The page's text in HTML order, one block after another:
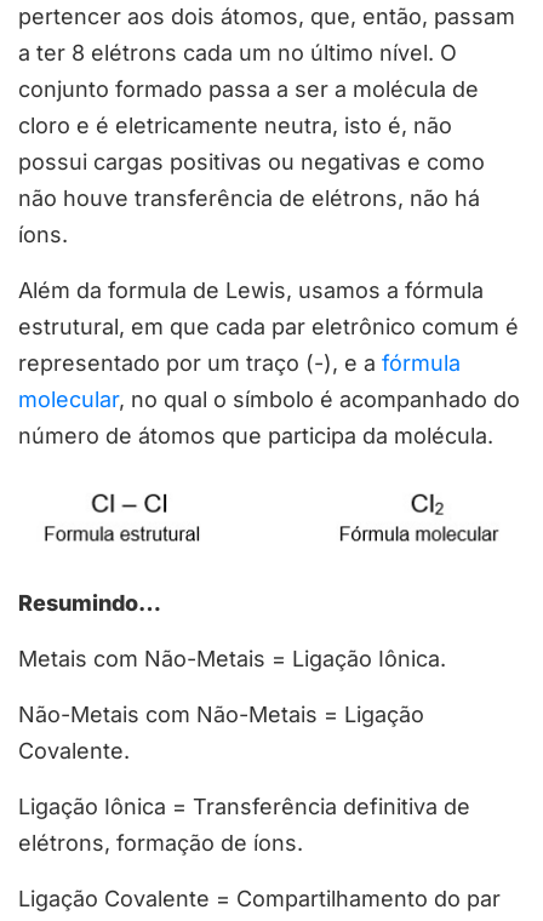
pertencer aos dois átomos, que, então, passam
a ter 8 elétrons cada um no último nível. O
conjunto formado passa a ser a molécula de
cloro e é eletricamente neutra, isto é, não
possui cargas positivas ou negativas e como
não houve transferência de elétrons, não há
íons.
Além da formula de Lewis, usamos a fórmula
estrutural, em que cada par eletrônico comum é
representado por um traço (-), e a fórmula
molecular, no qual o símbolo é acompanhado do
número de átomos que participa da molécula.
Resumindo…
Metais com Não-Metais = Ligação Iônica.
Não-Metais com Não-Metais = Ligação
Covalente.
Ligação Iônica = Transferência definitiva de
elétrons, formação de íons.
Ligação Covalente = Compartilhamento do par